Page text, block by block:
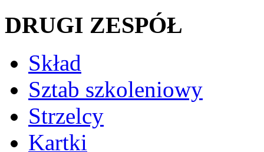
DRUGI ZESPÓŁ
Skład
Sztab szkoleniowy
Strzelcy
Kartki